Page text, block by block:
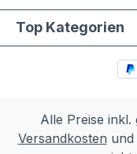
Top Kategorien
Alle Preise
Versandkosten